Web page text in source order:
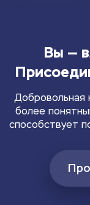
Вы —
Добровольная
более
способствует